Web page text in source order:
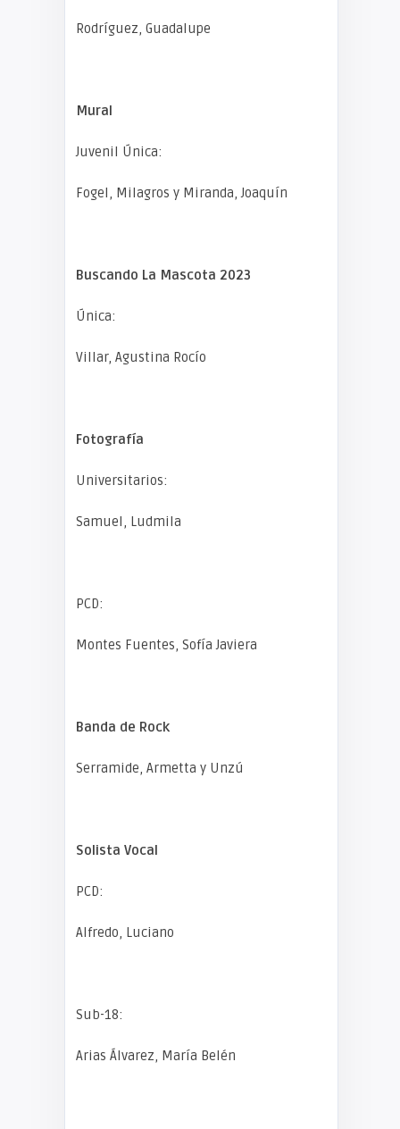
Rodríguez, Guadalupe
Mural
Juvenil Única:
Fogel, Milagros y Miranda, Joaquín
Buscando La Mascota 2023
Única:
Villar, Agustina Rocío
Fotografía
Universitarios:
Samuel, Ludmila
PCD:
Montes Fuentes, Sofía Javiera
Banda de Rock
Serramide, Armetta y Unzú
Solista Vocal
PCD:
Alfredo, Luciano
Sub-18:
Arias Álvarez, María Belén